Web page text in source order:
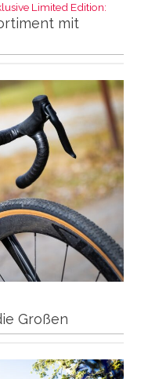
Limited Edition:
mit
Großen